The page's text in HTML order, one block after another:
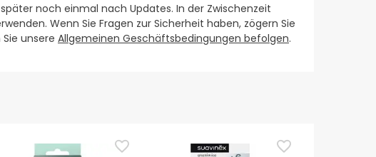
noch einmal nach Updates. In der Zwischenzeit
Wenn Sie Fragen zur Sicherheit haben, zögern Sie
unsere Allgemeinen Geschäftsbedingungen befolgen.